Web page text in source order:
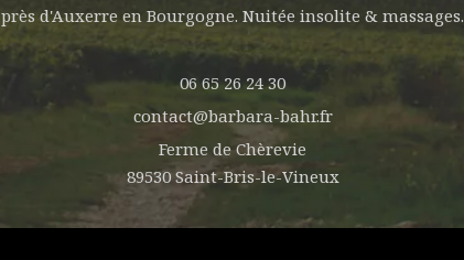
près d'Auxerre en Bourgogne. Nuitée insolite & massages.
06 65 26 24 30
contact@barbara-bahr.fr
Ferme de Chèrevie
89530 Saint-Bris-le-Vineux